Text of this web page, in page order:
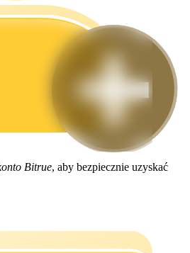
Bitrue, aby bezpiecznie uzyskać